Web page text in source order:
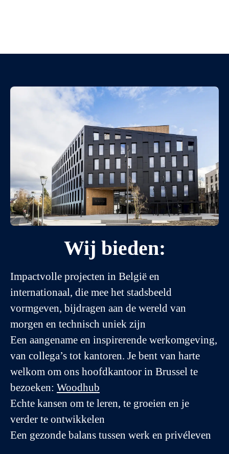
Wij bieden:
Impactvolle projecten in België en
internationaal, die mee het stadsbeeld
vormgeven, bijdragen aan de wereld van
morgen en technisch uniek zijn
Een aangename en inspirerende werkomgeving,
van collega’s tot kantoren. Je bent van harte
welkom om ons hoofdkantoor in Brussel te
bezoeken: Woodhub
Echte kansen om te leren, te groeien en je
verder te ontwikkelen
Een gezonde balans tussen werk en privéleven